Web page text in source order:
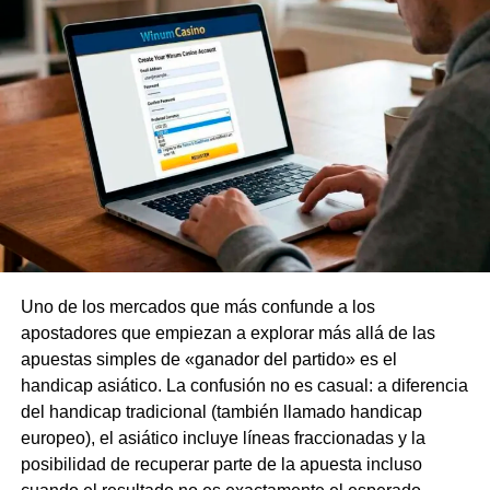
Para Hans-Dieter Flick، se trataba de una cuestión de
principios. En su sistema de presión alta y juego vertical،
Gordon puede convertirse en la pieza perfecta، capaz de
desempeñar tanto el papel de extremo como el de «falso
nueve». Además، Anthony había soñado con jugar en el
equipo catalán desde niño، por lo que llegó a Barcelona
hablando ya español، para gran alegría de la afición
local.
Karim Adeyemi: la filosofía de la velocidad
El segundo fichaje del Barça، aún más inesperado، fue el
de Karim Adeyemi، procedente del Dortmund. El acuerdo
ya se ha hecho público oficialmente، este veloz delantero
de 24 años ha firmado un contrato a largo plazo con el FC
Barcelona. El importe del traspaso resulta muy atractivo
para un club de primera categoría: €22 millones en pagos
garantizados y otros €7 millones en bonificaciones.
Uno de los mercados que más confunde a los
apostadores que empiezan a explorar más allá de las
apuestas simples de «ganador del partido» es el
handicap asiático. La confusión no es casual: a diferencia
del handicap tradicional (también llamado handicap
europeo), el asiático incluye líneas fraccionadas y la
posibilidad de recuperar parte de la apuesta incluso